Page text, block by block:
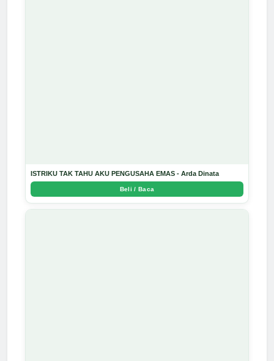
ISTRIKU TAK TAHU AKU PENGUSAHA EMAS - Arda Dinata
Beli / Baca